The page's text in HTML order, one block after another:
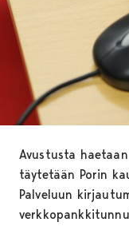
Avustusta
täytetään Porin
Palveluun